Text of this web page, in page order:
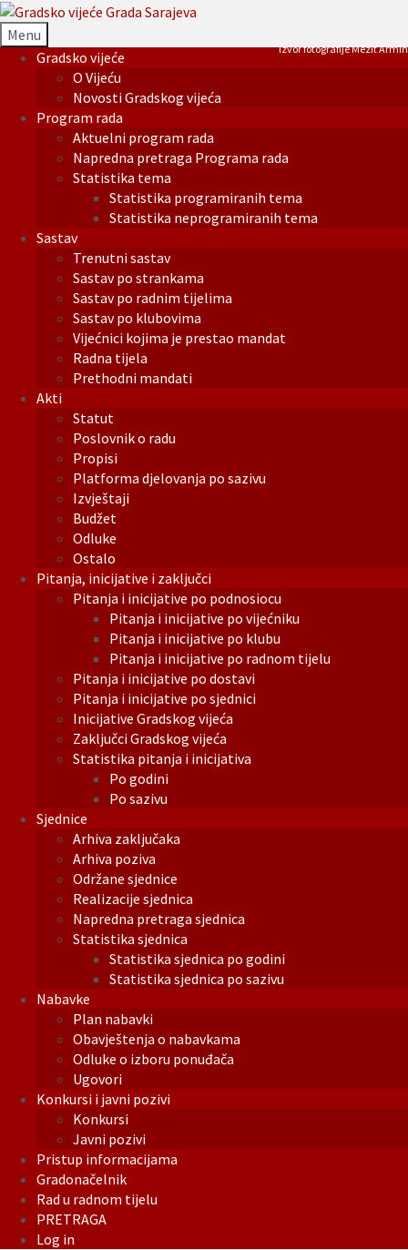
Menu
Gradsko vijeće
O Vijeću
Novosti Gradskog vijeća
Program rada
Aktuelni program rada
Napredna pretraga Programa rada
Statistika tema
Statistika programiranih tema
Statistika neprogramiranih tema
Sastav
Trenutni sastav
Sastav po strankama
Sastav po radnim tijelima
Sastav po klubovima
Vijećnici kojima je prestao mandat
Radna tijela
Prethodni mandati
Akti
Statut
Poslovnik o radu
Propisi
Platforma djelovanja po sazivu
Izvještaji
Budžet
Odluke
Ostalo
Pitanja, inicijative i zaključci
Pitanja i inicijative po podnosiocu
Pitanja i inicijative po vijećniku
Pitanja i inicijative po klubu
Pitanja i inicijative po radnom tijelu
Pitanja i inicijative po dostavi
Pitanja i inicijative po sjednici
Inicijative Gradskog vijeća
Zaključci Gradskog vijeća
Statistika pitanja i inicijativa
Po godini
Po sazivu
Sjednice
Arhiva zaključaka
Arhiva poziva
Održane sjednice
Realizacije sjednica
Napredna pretraga sjednica
Statistika sjednica
Statistika sjednica po godini
Statistika sjednica po sazivu
Nabavke
Plan nabavki
Obavještenja o nabavkama
Odluke o izboru ponuđača
Ugovori
Konkursi i javni pozivi
Konkursi
Javni pozivi
Pristup informacijama
Gradonačelnik
Rad u radnom tijelu
PRETRAGA
Log in
Izvor fotografije Mezit Armin